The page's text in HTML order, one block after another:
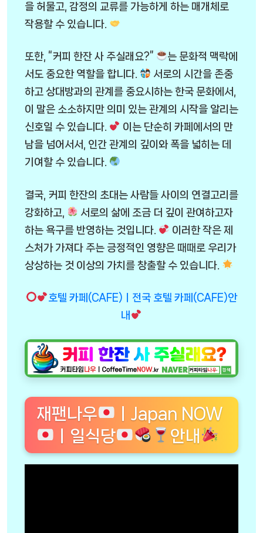
을 허물고, 감정의 교류를 가능하게 하는 매개체로
작용할 수 있습니다.
또한, “커피 한잔 사 주실래요?”
는 문화적 맥락에
서도 중요한 역할을 합니다.
서로의 시간을 존중
하고 상대방과의 관계를 중요시하는 한국 문화에서,
이 말은 소소하지만 의미 있는 관계의 시작을 알리는
신호일 수 있습니다.
이는 단순히 카페에서의 만
남을 넘어서서, 인간 관계의 깊이와 폭을 넓히는 데
기여할 수 있습니다.
결국, 커피 한잔의 초대는 사람들 사이의 연결고리를
강화하고,
서로의 삶에 조금 더 깊이 관여하고자
하는 욕구를 반영하는 것입니다.
이러한 작은 제
스처가 가져다 주는 긍정적인 영향은 때때로 우리가
상상하는 것 이상의 가치를 창출할 수 있습니다.
호텔 카페(CAFE)ㅣ전국 호텔 카페(CAFE)안
내
재팬나우
ㅣJapan NOW
ㅣ일식당
안내